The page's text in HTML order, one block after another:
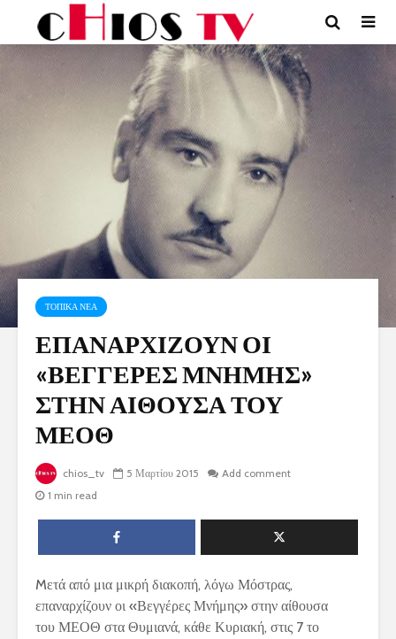
ΤΟΠΙΚΑ ΝΕΑ
ΕΠΑΝΑΡΧΙΖΟΥΝ ΟΙ
«ΒΕΓΓΕΡΕΣ ΜΝΗΜΗΣ»
ΣΤΗΝ ΑΙΘΟΥΣΑ ΤΟΥ
ΜΕΟΘ
chios_tv 5 Μαρτίου 2015
Add comment
1 min read
Mετά από μια μικρή διακοπή, λόγω Μόστρας,
επαναρχίζουν οι «Βεγγέρες Μνήμης» στην αίθουσα
του ΜΕΟΘ στα Θυμιανά, κάθε Κυριακή, στις 7 το